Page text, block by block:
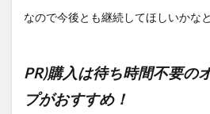
なので今後とも継続してほしいかな
PR)購入は待ち時間不要の
プがおすすめ！